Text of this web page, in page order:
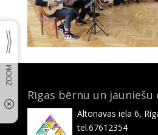
Rīgas bērnu un
Altonavas iela 6,
tel.67612354